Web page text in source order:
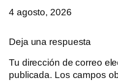
4 agosto, 2026
Deja una respuesta
Tu dirección de correo
publicada. Los campos